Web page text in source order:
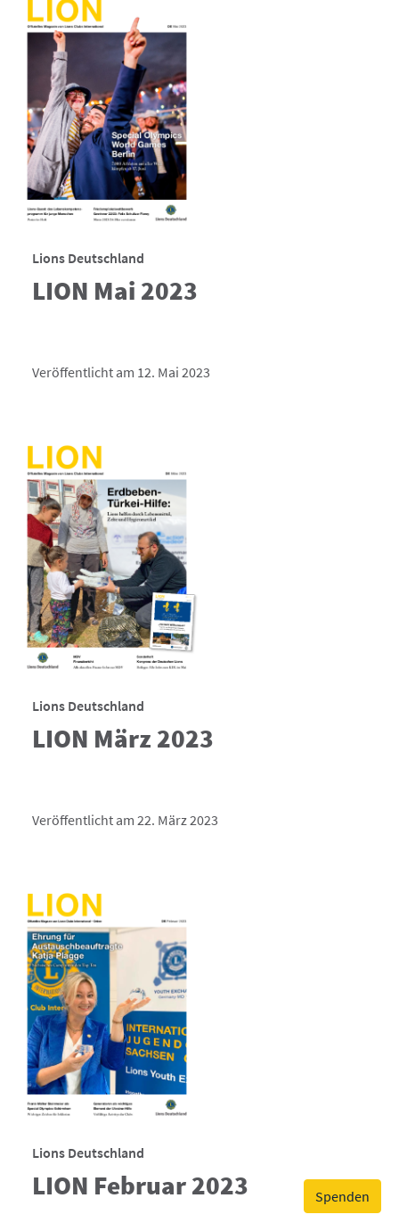
Spenden
Lions Deutschland
LION Mai 2023
Veröffentlicht am 12. Mai 2023
Lions Deutschland
LION März 2023
Veröffentlicht am 22. März 2023
Lions Deutschland
LION Februar 2023